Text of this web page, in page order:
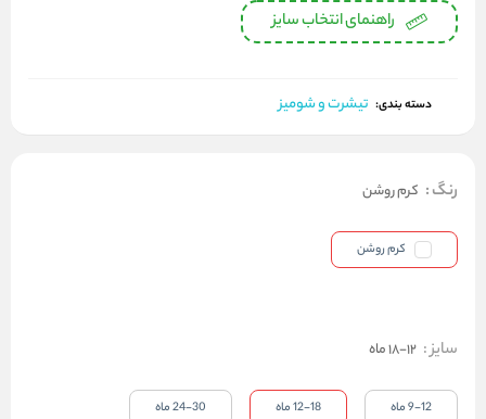
راهنمای انتخاب سایز
دسته بندی: تیشرت و شومیز
رنگ: کرم روشن
کرم روشن
سایز: 12-18 ماه
9-12 ماه 12-18 ماه 24-30 ماه